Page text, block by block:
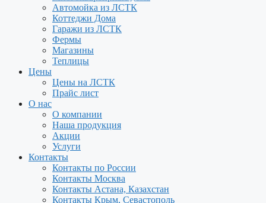
Автомойка из ЛСТК
Коттеджи Дома
Гаражи из ЛСТК
Фермы
Магазины
Теплицы
Цены
Цены на ЛСТК
Прайс лист
О нас
О компании
Наша продукция
Акции
Услуги
Контакты
Контакты по России
Контакты Москва
Контакты Астана, Казахстан
Контакты Крым, Севастополь